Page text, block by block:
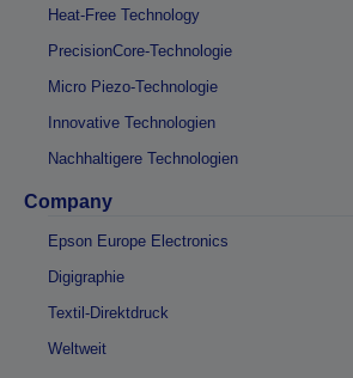
Heat-Free Technology
PrecisionCore-Technologie
Micro Piezo-Technologie
Innovative Technologien
Nachhaltigere Technologien
Company
Epson Europe Electronics
Digigraphie
Textil-Direktdruck
Weltweit